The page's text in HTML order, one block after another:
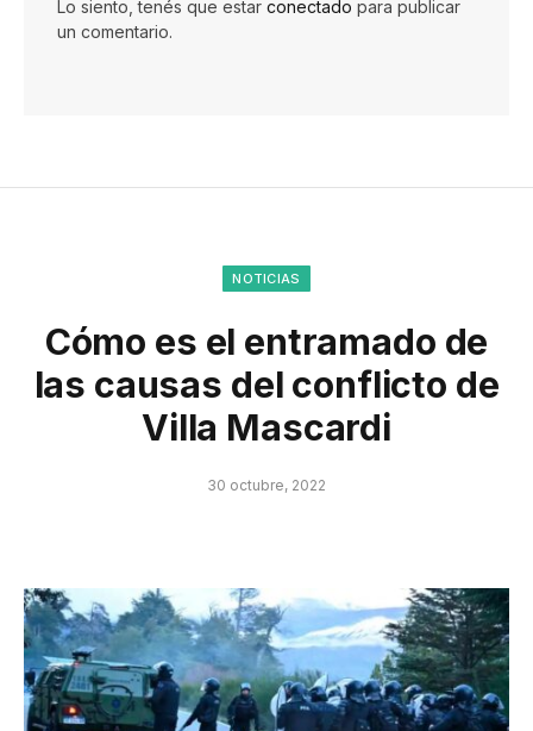
Lo siento, tenés que estar conectado para publicar
un comentario.
NOTICIAS
Cómo es el entramado de
las causas del conflicto de
Villa Mascardi
30 octubre, 2022